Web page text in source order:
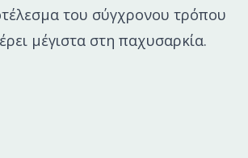
του σύγχρονου τρόπου
μέγιστα στη παχυσαρκία.